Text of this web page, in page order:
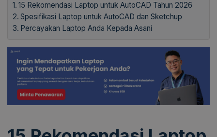
15 Rekomendasi Laptop untuk AutoCAD Tahun 2026
Spesifikasi Laptop untuk AutoCAD dan Sketchup
Percayakan Laptop Anda Kepada Asani